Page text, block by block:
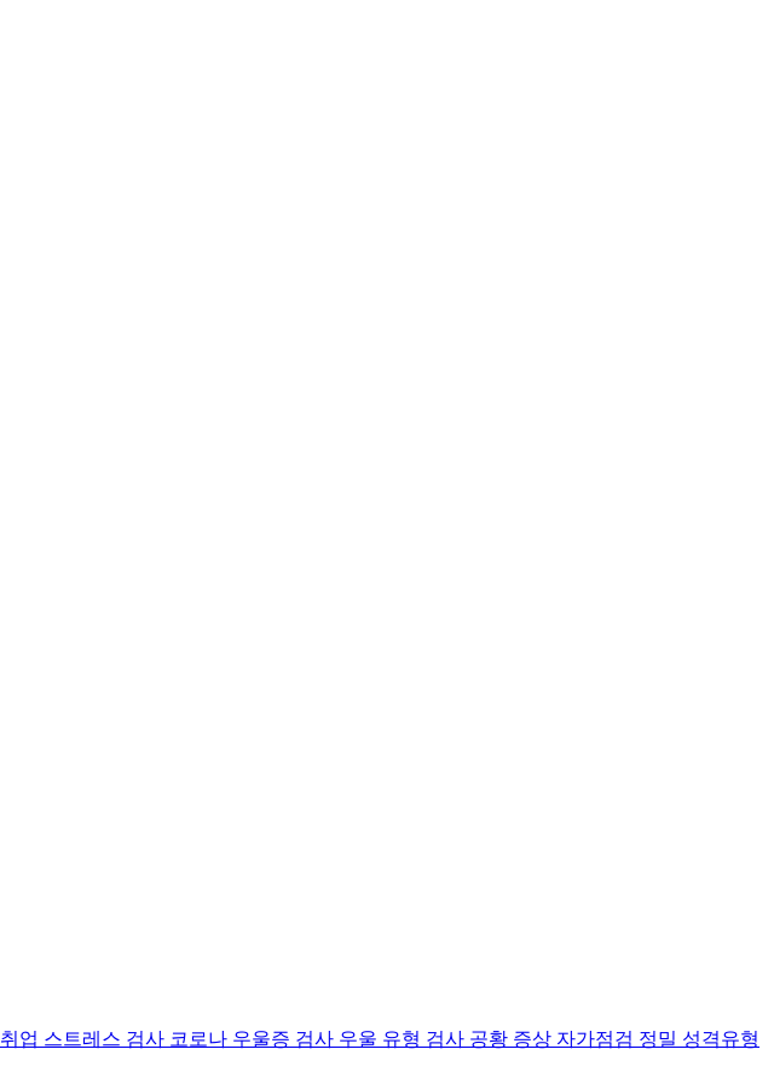
취업 스트레스 검사 코로나 우울증 검사 우울 유형 검사 공황 증상 자가점검 정밀 성격유형